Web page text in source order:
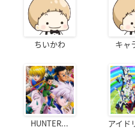
ちいかわ キャ
HUNTER... アイド